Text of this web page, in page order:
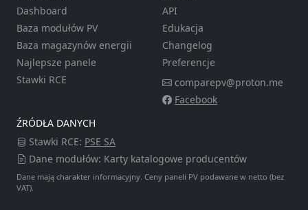
Dashboard
Baza modułów PV
Baza magazynów energii
Najlepsze panele
Stawki RCE
API
Edukacja
Changelog
Preferencje
comparepv@proton.me
Facebook
ŹRÓDŁA DANYCH
Stawki RCE: PSE SA
Dane modułów: Karty katalogowe producentów
Dane mają charakter informacyjny. Ceny paneli PV podawane w netto (bez
VAT).